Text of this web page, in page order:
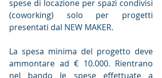
spese di locazione per spazi condivisi
(coworking) solo per progetti
presentati dal NEW MAKER.
La spesa minima del progetto deve
ammontare ad € 10.000. Rientrano
nel bando le spese effettuate a